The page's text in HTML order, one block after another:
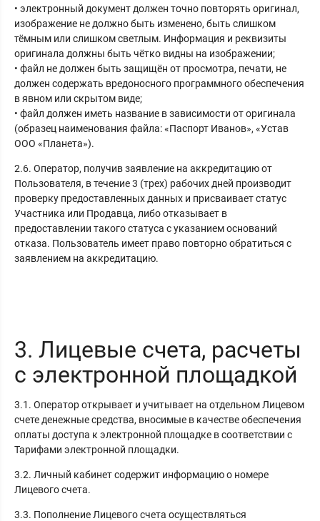
• электронный документ должен точно повторять оригинал,
изображение не должно быть изменено, быть слишком
тёмным или слишком светлым. Информация и реквизиты
оригинала должны быть чётко видны на изображении;
• файл не должен быть защищён от просмотра, печати, не
должен содержать вредоносного программного обеспечения
в явном или скрытом виде;
• файл должен иметь название в зависимости от оригинала
(образец наименования файла: «Паспорт Иванов», «Устав
ООО «Планета»).
2.6. Оператор, получив заявление на аккредитацию от
Пользователя, в течение 3 (трех) рабочих дней производит
проверку предоставленных данных и присваивает статус
Участника или Продавца, либо отказывает в
предоставлении такого статуса с указанием оснований
отказа. Пользователь имеет право повторно обратиться с
заявлением на аккредитацию.
3. Лицевые счета, расчеты
с электронной площадкой
3.1. Оператор открывает и учитывает на отдельном Лицевом
счете денежные средства, вносимые в качестве обеспечения
оплаты доступа к электронной площадке в соответствии с
Тарифами электронной площадки.
3.2. Личный кабинет содержит информацию о номере
Лицевого счета.
3.3. Пополнение Лицевого счета осуществляться